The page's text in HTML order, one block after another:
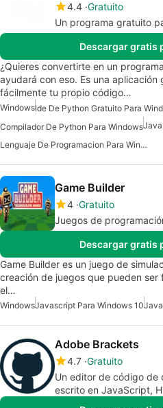
4.4 Gratuito
Un programa gratuito
Descargar gratis
¿Quieres convertirte en un
ayudará con eso. Es una
fácilmente tu propio código…
WindowsIde De Python Gratuito Para
Compilador De Python Para Windows
Lenguaje De Programacion Para Windows
Game Builder
4 Gratuito
Juegos de
Descargar gratis
Game Builder es un juego de
creación de juegos que pueden
el…
WindowsJavascript Para Windows 10
Adobe Brackets
4.7 Gratuito
Un editor de código de
escrito en JavaScript,